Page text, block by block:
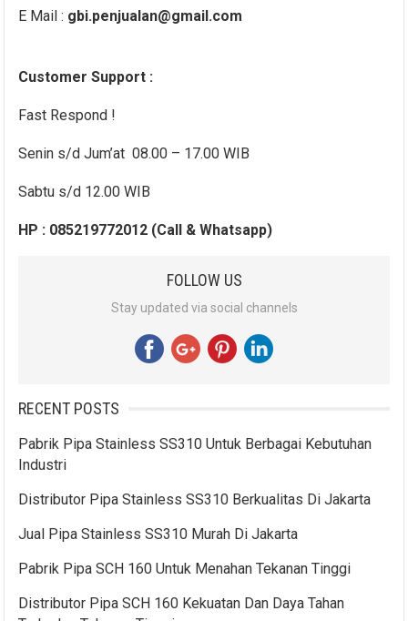
E Mail : gbi.penjualan@gmail.com
Customer Support :
Fast Respond !
Senin s/d Jum’at 08.00 – 17.00 WIB
Sabtu s/d 12.00 WIB
HP : 085219772012 (Call & Whatsapp)
FOLLOW US
Stay updated via social channels
RECENT POSTS
Pabrik Pipa Stainless SS310 Untuk Berbagai Kebutuhan
Industri
Distributor Pipa Stainless SS310 Berkualitas Di Jakarta
Jual Pipa Stainless SS310 Murah Di Jakarta
Pabrik Pipa SCH 160 Untuk Menahan Tekanan Tinggi
Distributor Pipa SCH 160 Kekuatan Dan Daya Tahan